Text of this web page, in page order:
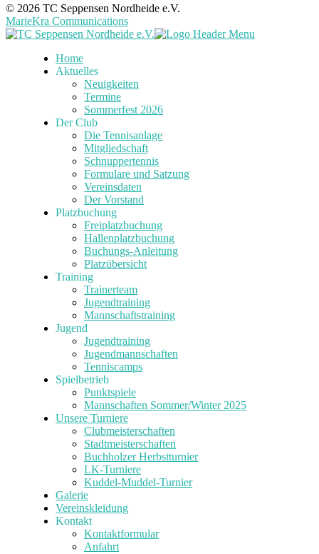
© 2026 TC Seppensen Nordheide e.V.
MarieKra Communications
Home
Aktuelles
Neuigkeiten
Termine
Sommerfest 2026
Der Club
Die Tennisanlage
Mitgliedschaft
Schnuppertennis
Formulare und Satzung
Vereinsdaten
Der Vorstand
Platzbuchung
Freiplatzbuchung
Hallenplatzbuchung
Buchungs-Anleitung
Platzübersicht
Training
Trainerteam
Jugendtraining
Mannschaftstraining
Jugend
Jugendtraining
Jugendmannschaften
Tenniscamps
Spielbetrieb
Punktspiele
Mannschaften Sommer/Winter 2025
Unsere Turniere
Clubmeisterschaften
Stadtmeisterschaften
Buchholzer Herbstturnier
LK-Turniere
Kuddel-Muddel-Turnier
Galerie
Vereinskleidung
Kontakt
Kontaktformular
Anfahrt